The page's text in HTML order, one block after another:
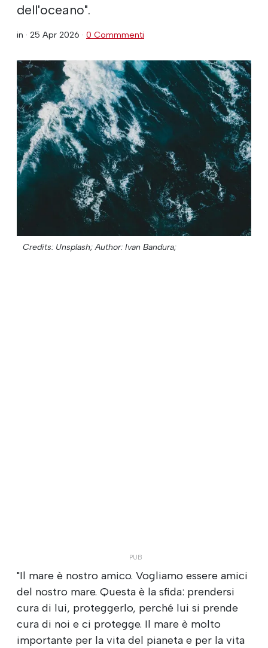
dell'oceano".
in · 25 Apr 2026 · 0 Commmenti
Credits: Unsplash; Author: Ivan Bandura;
"Il mare è nostro amico. Vogliamo essere amici
del nostro mare. Questa è la sfida: prendersi
cura di lui, proteggerlo, perché lui si prende
cura di noi e ci protegge. Il mare è molto
importante per la vita del pianeta e per la vita